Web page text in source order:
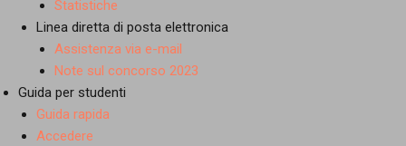
Statistiche
Linea diretta di posta elettronica
Assistenza via e-mail
Note sul concorso 2023
Guida per studenti
Guida rapida
Accedere